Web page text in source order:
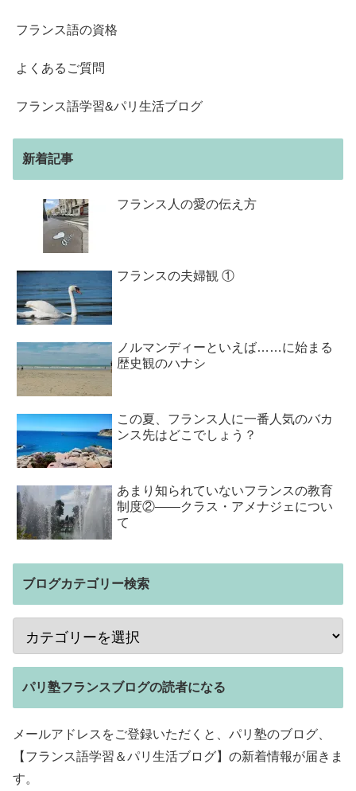
フランス語の資格
よくあるご質問
フランス語学習&パリ生活ブログ
新着記事
フランス人の愛の伝え方
フランスの夫婦観 ①
ノルマンディーといえば……に始まる
歴史観のハナシ
この夏、フランス人に一番人気のバカ
ンス先はどこでしょう？
あまり知られていないフランスの教育
制度②――クラス・アメナジェについ
て
ブログカテゴリー検索
パリ塾フランスブログの読者になる
メールアドレスをご登録いただくと、パリ塾のブログ、
【フランス語学習＆パリ生活ブログ】の新着情報が届きま
す。